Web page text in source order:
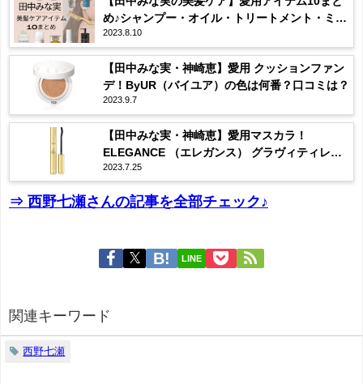
め♪シャンプー・オイル・トリートメント・ミス
トなど
2023.8.10
【田中みな実・神崎恵】愛用 クッションファン
デ！ByUR（バイユア）の色は何番？口コミは？
2023.9.7
【田中みな実・神崎恵】愛用マスカラ！
ELEGANCE （エレガンス） グラヴィティレス
マスカラ ってどんな？
2023.7.25
⇒ 西野七瀬さんの記事を全部チェック♪
LINE
関連キーワード
西野七瀬